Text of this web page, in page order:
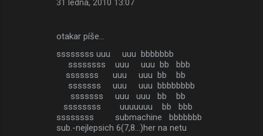
31 ledna, 2010 13:07
otakar píše…
ssssssss uuu uuu bbbbbbb
ssssssss uuu uuu bb bbb
sssssss uuu uuu bb bb
sssssss uuu uuu bbbbbbbb
sssssss uuu uuu bb bb
ssssssss uuuuuuu bb bbb
ssssssss submachine bbbbbbb
sub.-nejlepsich 6(7,8...)her na netu